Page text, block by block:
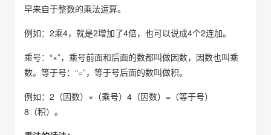
早来自于整数的乘法运算。
例如：2乘4，就是2增加了4倍，也可以说成4个2连加。
乘号：“×”，乘号前面和后面的数都叫做因数，因数也叫乘
数。等于号：“=”，等于号后面的数叫做积。
例如：2（因数）×（乘号）4（因数）=（等于号）
8（积）。